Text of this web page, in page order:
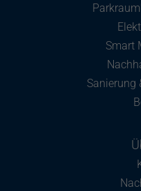
Smart
Sanierung